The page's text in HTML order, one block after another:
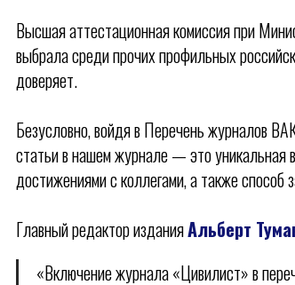
Высшая аттестационная комиссия при
выбрала среди прочих профильных
доверяет.
Безусловно, войдя в Перечень журналов
статьи в нашем журнале — это уникальная
достижениями с коллегами, а также способ
Главный редактор изданияАльберт
«Включение журнала «Цивилист» в